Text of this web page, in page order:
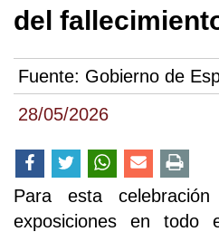
28/05/2026
del
Fuente: Gobierno de
Para esta
exposiciones en todo